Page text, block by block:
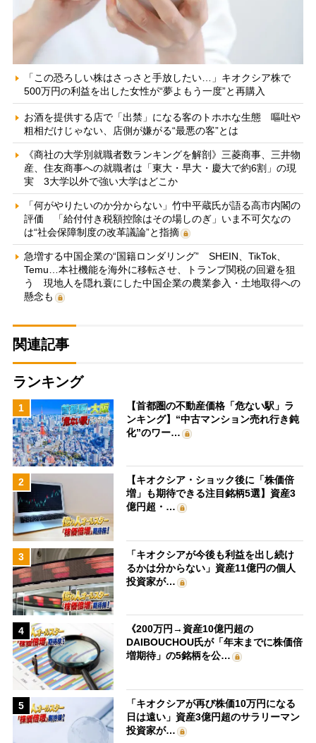
「この恐ろしい株はさっさと手放したい…」キオクシア株で
500万円の利益を出した女性が“夢よもう一度”と再購入
お酒を提供する店で「出禁」になる客のトホホな生態 嘔吐や
粗相だけじゃない、店側が嫌がる“最悪の客”とは
《商社の大学別就職者数ランキングを解剖》三菱商事、三井物
産、住友商事への就職者は「東大・早大・慶大で約6割」の現
実 3大学以外で強い大学はどこか
「何がやりたいのか分からない」竹中平蔵氏が語る高市内閣の
評価 「給付付き税額控除はその場しのぎ」いま不可欠なの
は“社会保障制度の改革議論”と指摘
急増する中国企業の“国籍ロンダリング” SHEIN、TikTok、
Temu…本社機能を海外に移転させ、トランプ関税の回避を狙
う 現地人を隠れ蓑にした中国企業の農業参入・土地取得への
懸念も
関連記事
ランキング
1
【首都圏の不動産価格「危ない駅」ラ
ンキング】“中古マンション売れ行き鈍
化”のワー…
2
【キオクシア・ショック後に「株価倍
増」も期待できる注目銘柄5選】資産3
億円超・…
3
「キオクシアが今後も利益を出し続け
るかは分からない」資産11億円の個人
投資家が…
4
《200万円→資産10億円超の
DAIBOUCHOU氏が「年末までに株価倍
増期待」の5銘柄を公…
5
「キオクシアが再び株価10万円になる
日は遠い」資産3億円超のサラリーマン
投資家が…